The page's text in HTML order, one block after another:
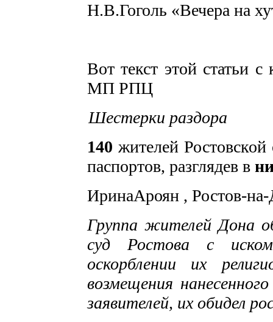
Н.В.Гоголь «Вечера на
Вот текст этой статьи
МП РПЦ
Шестерки раздора
140 жителей Ростовской
паспортов, разглядев в
ИринаАроян , Ростов-
Группа жителей Дона
суд Ростова с
оскорблении их
возмещения
заявителей, их обидел